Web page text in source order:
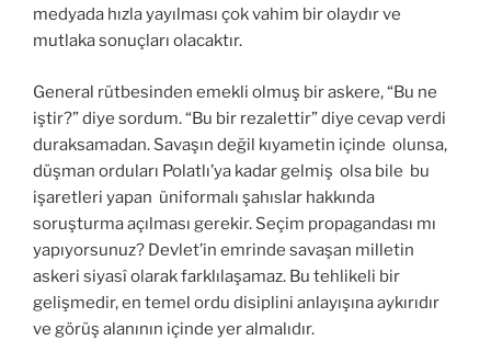
medyada hızla yayılması çok vahim bir olaydır ve
mutlaka sonuçları olacaktır.
General rütbesinden emekli olmuş bir askere, “Bu ne
iştir?” diye sordum. “Bu bir rezalettir” diye cevap verdi
duraksamadan. Savaşın değil kıyametin içinde olunsa,
düşman orduları Polatlı’ya kadar gelmiş olsa bile bu
işaretleri yapan üniformalı şahıslar hakkında
soruşturma açılması gerekir. Seçim propagandası mı
yapıyorsunuz? Devlet’in emrinde savaşan milletin
askeri siyasî olarak farklılaşamaz. Bu tehlikeli bir
gelişmedir, en temel ordu disiplini anlayışına aykırıdır
ve görüş alanının içinde yer almalıdır.